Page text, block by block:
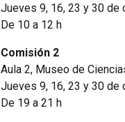
Jueves 9, 16, 23 y 30 de
De 10 a 12 h
Comisión 2
Aula 2, Museo de
Jueves 9, 16, 23 y 30 de
De 19 a 21 h